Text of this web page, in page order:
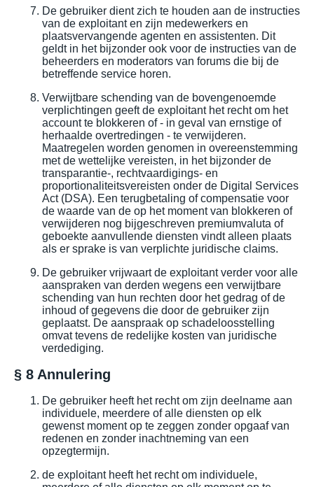
De gebruiker dient zich te houden aan de instructies
van de exploitant en zijn medewerkers en
plaatsvervangende agenten en assistenten. Dit
geldt in het bijzonder ook voor de instructies van de
beheerders en moderators van forums die bij de
betreffende service horen.
Verwijtbare schending van de bovengenoemde
verplichtingen geeft de exploitant het recht om het
account te blokkeren of - in geval van ernstige of
herhaalde overtredingen - te verwijderen.
Maatregelen worden genomen in overeenstemming
met de wettelijke vereisten, in het bijzonder de
transparantie-, rechtvaardigings- en
proportionaliteitsvereisten onder de Digital Services
Act (DSA). Een terugbetaling of compensatie voor
de waarde van de op het moment van blokkeren of
verwijderen nog bijgeschreven premiumvaluta of
geboekte aanvullende diensten vindt alleen plaats
als er sprake is van verplichte juridische claims.
De gebruiker vrijwaart de exploitant verder voor alle
aanspraken van derden wegens een verwijtbare
schending van hun rechten door het gedrag of de
inhoud of gegevens die door de gebruiker zijn
geplaatst. De aanspraak op schadeloosstelling
omvat tevens de redelijke kosten van juridische
verdediging.
§ 8 Annulering
De gebruiker heeft het recht om zijn deelname aan
individuele, meerdere of alle diensten op elk
gewenst moment op te zeggen zonder opgaaf van
redenen en zonder inachtneming van een
opzegtermijn.
de exploitant heeft het recht om individuele,